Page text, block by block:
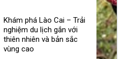
Khám phá Lào Cai – Trải
nghiệm du lịch gắn với
thiên nhiên và bản sắc
vùng cao